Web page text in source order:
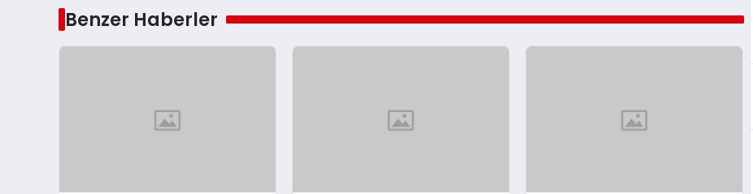
Benzer Haberler